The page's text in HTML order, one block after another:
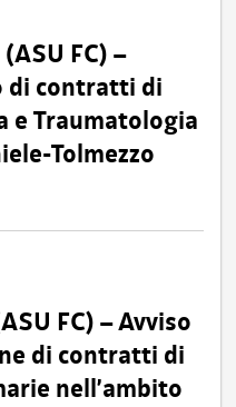
FC) –
di contratti di
e Traumatologia
Tolmezzo
FC) – Avviso
di contratti di
nell’ambito